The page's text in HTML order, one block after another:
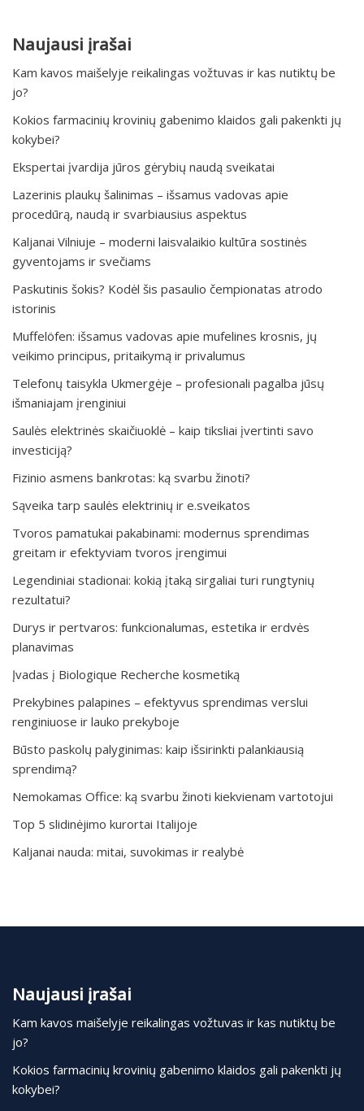
Naujausi įrašai
Kam kavos maišelyje reikalingas vožtuvas ir kas nutiktų be
jo?
Kokios farmacinių krovinių gabenimo klaidos gali pakenkti jų
kokybei?
Ekspertai įvardija jūros gėrybių naudą sveikatai
Lazerinis plaukų šalinimas – išsamus vadovas apie
procedūrą, naudą ir svarbiausius aspektus
Kaljanai Vilniuje – moderni laisvalaikio kultūra sostinės
gyventojams ir svečiams
Paskutinis šokis? Kodėl šis pasaulio čempionatas atrodo
istorinis
Muffelöfen: išsamus vadovas apie mufelines krosnis, jų
veikimo principus, pritaikymą ir privalumus
Telefonų taisykla Ukmergėje – profesionali pagalba jūsų
išmaniajam įrenginiui
Saulės elektrinės skaičiuoklė – kaip tiksliai įvertinti savo
investiciją?
Fizinio asmens bankrotas: ką svarbu žinoti?
Sąveika tarp saulės elektrinių ir e.sveikatos
Tvoros pamatukai pakabinami: modernus sprendimas
greitam ir efektyviam tvoros įrengimui
Legendiniai stadionai: kokią įtaką sirgaliai turi rungtynių
rezultatui?
Durys ir pertvaros: funkcionalumas, estetika ir erdvės
planavimas
Įvadas į Biologique Recherche kosmetiką
Prekybines palapines – efektyvus sprendimas verslui
renginiuose ir lauko prekyboje
Būsto paskolų palyginimas: kaip išsirinkti palankiausią
sprendimą?
Nemokamas Office: ką svarbu žinoti kiekvienam vartotojui
Top 5 slidinėjimo kurortai Italijoje
Kaljanai nauda: mitai, suvokimas ir realybė
Naujausi įrašai
Kam kavos maišelyje reikalingas vožtuvas ir kas nutiktų be
jo?
Kokios farmacinių krovinių gabenimo klaidos gali pakenkti jų
kokybei?